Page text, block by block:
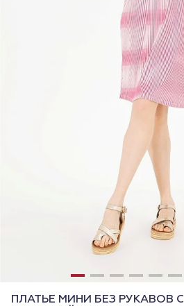
ПЛАТЬЕ МИНИ БЕЗ РУКАВОВ С